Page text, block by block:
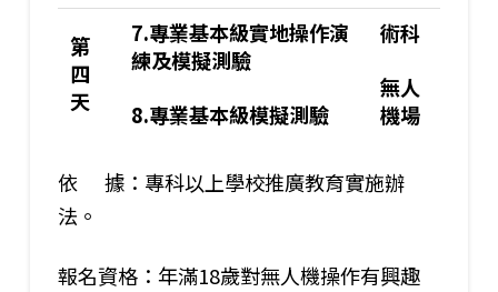
第
四
天
7.專業基本級實地操作演
練及模擬測驗
8.專業基本級模擬測驗
術科
無人
機場
依 據：專科以上學校推廣教育實施辦
法。
報名資格：年滿18歲對無人機操作有興趣